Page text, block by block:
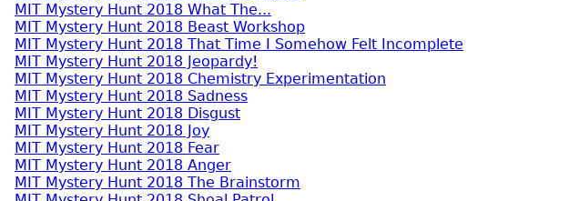
MIT Mystery Hunt 2018 What The...
MIT Mystery Hunt 2018 Beast Workshop
MIT Mystery Hunt 2018 That Time I Somehow Felt Incomplete
MIT Mystery Hunt 2018 Jeopardy!
MIT Mystery Hunt 2018 Chemistry Experimentation
MIT Mystery Hunt 2018 Sadness
MIT Mystery Hunt 2018 Disgust
MIT Mystery Hunt 2018 Joy
MIT Mystery Hunt 2018 Fear
MIT Mystery Hunt 2018 Anger
MIT Mystery Hunt 2018 The Brainstorm